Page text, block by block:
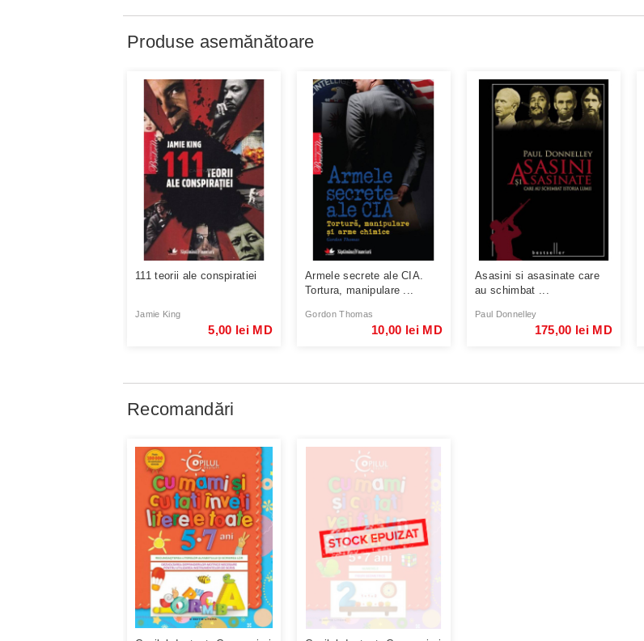
Produse asemănătoare
111 teorii ale conspiratiei
Jamie King
5,00 lei MD
Armele secrete ale CIA.
Tortura, manipulare ...
Gordon Thomas
10,00 lei MD
Asasini si asasinate care
au schimbat ...
Paul Donnelley
175,00 lei MD
Recomandări